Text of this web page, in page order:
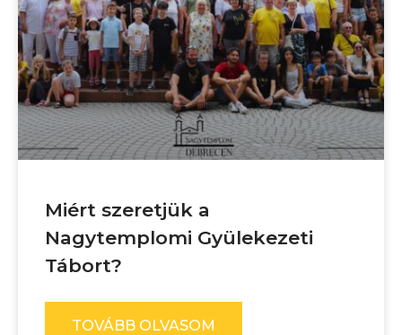
Miért szeretjük a
Nagytemplomi Gyülekezeti
Tábort?
TOVÁBB OLVASOM